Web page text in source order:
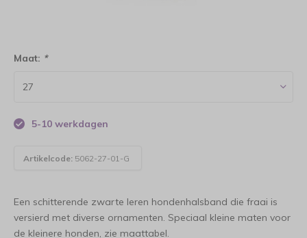
Maat: *
5-10 werkdagen
Artikelcode: 5062-27-01-G
Een schitterende zwarte leren hondenhalsband die fraai is
versierd met diverse ornamenten. Speciaal kleine maten voor
de kleinere honden, zie maattabel.